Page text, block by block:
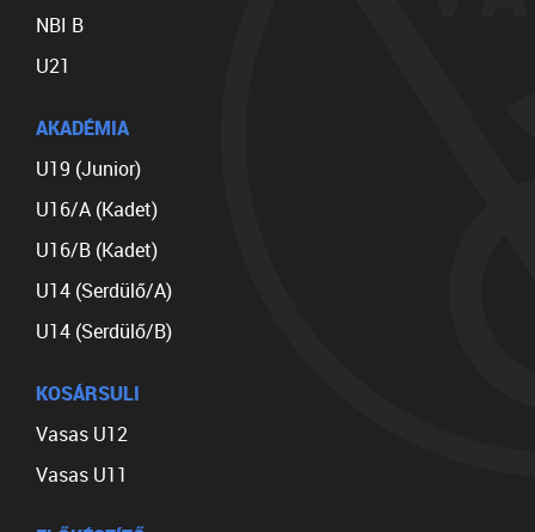
NBI B
U21
AKADÉMIA
U19 (Junior)
U16/A (Kadet)
U16/B (Kadet)
U14 (Serdülő/A)
U14 (Serdülő/B)
KOSÁRSULI
Vasas U12
Vasas U11